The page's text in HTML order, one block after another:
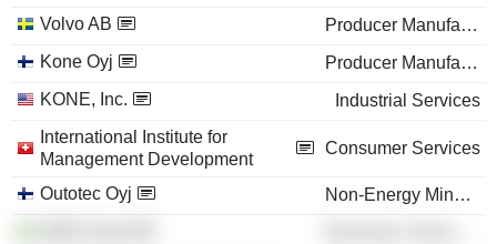
Volvo AB
Producer Manufacturing
Kone Oyj
Producer Manufacturing
KONE, Inc.
Industrial Services
International Institute for
Management Development
Consumer Services
Outotec Oyj
Non-Energy Minerals